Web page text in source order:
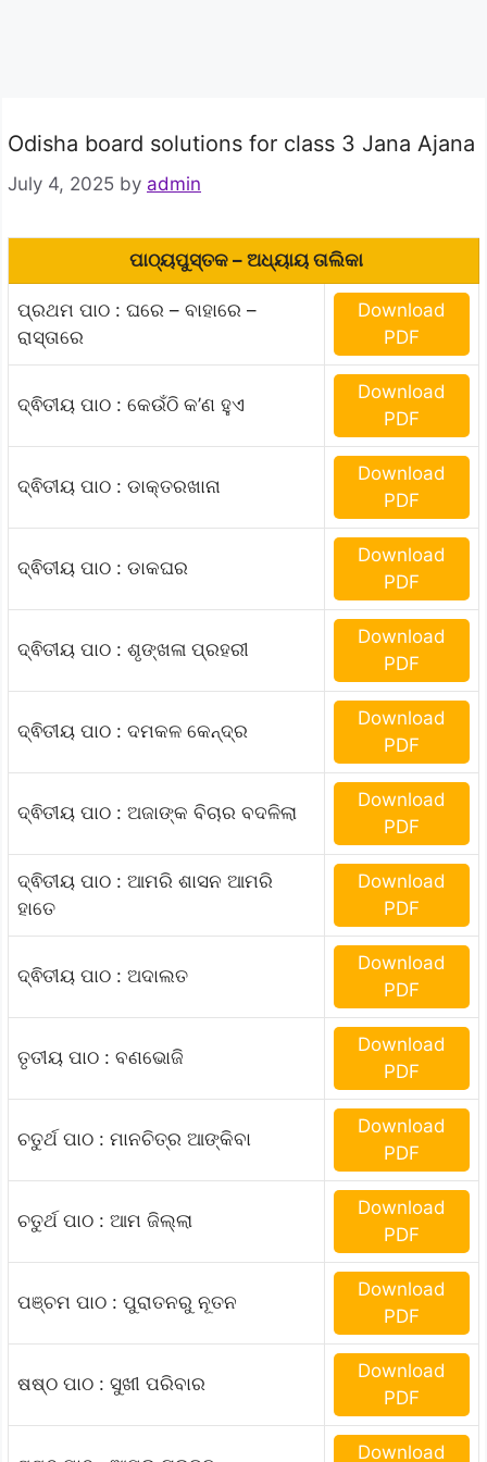
Odisha board solutions for class 3 Jana Ajana
July 4, 2025 by admin
ପାଠ୍ୟପୁସ୍ତକ – ଅଧ୍ୟାୟ ତାଲିକା
ପ୍ରଥମ ପାଠ : ଘରେ – ବାହାରେ –
ରାସ୍ତାରେ
Download
PDF
ଦ୍ଵିତୀୟ ପାଠ : କେଉଁଠି କ’ଣ ହୁଏ
Download
PDF
ଦ୍ଵିତୀୟ ପାଠ : ଡାକ୍ତରଖାନା
Download
PDF
ଦ୍ଵିତୀୟ ପାଠ : ଡାକଘର
Download
PDF
ଦ୍ଵିତୀୟ ପାଠ : ଶୃଙ୍ଖଳା ପ୍ରହରୀ
Download
PDF
ଦ୍ଵିତୀୟ ପାଠ : ଦମକଳ କେନ୍ଦ୍ର
Download
PDF
ଦ୍ଵିତୀୟ ପାଠ : ଅଜାଙ୍କ ବିଚାର ବଦଳିଲା
Download
PDF
ଦ୍ଵିତୀୟ ପାଠ : ଆମରି ଶାସନ ଆମରି
ହାତେ
Download
PDF
ଦ୍ଵିତୀୟ ପାଠ : ଅଦାଲତ
Download
PDF
ତୃତୀୟ ପାଠ : ବଣଭୋଜି
Download
PDF
ଚତୁର୍ଥ ପାଠ : ମାନଚିତ୍ର ଆଙ୍କିବା
Download
PDF
ଚତୁର୍ଥ ପାଠ : ଆମ ଜିଲ୍ଲା
Download
PDF
ପଞ୍ଚମ ପାଠ : ପୁରାତନରୁ ନୂତନ
Download
PDF
ଷଷ୍ଠ ପାଠ : ସୁଖୀ ପରିବାର
Download
PDF
Download